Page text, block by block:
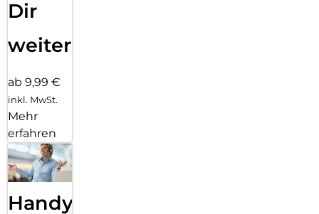
Dir
weiter
ab 9,99 €
inkl. MwSt.
Mehr
erfahren
Handy